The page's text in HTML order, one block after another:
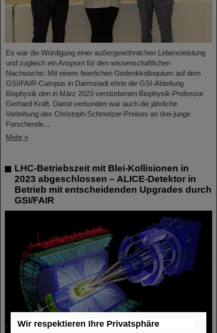
Es war die Würdigung einer außergewöhnlichen Lebensleistung
und zugleich ein Ansporn für den wissenschaftlichen
Nachwuchs: Mit einem feierlichen Gedenkkolloquium auf dem
GSI/FAIR-Campus in Darmstadt ehrte die GSI-Abteilung
Biophysik den in März 2023 verstorbenen Biophysik-Professor
Gerhard Kraft. Damit verbunden war auch die jährliche
Verleihung des Christoph-Schmelzer-Preises an drei junge
Forschende....
Mehr »
LHC-Betriebszeit mit Blei-Kollisionen in
2023 abgeschlossen – ALICE-Detektor in
Betrieb mit entscheidenden Upgrades durch
GSI/FAIR
Wir respektieren Ihre Privatsphäre